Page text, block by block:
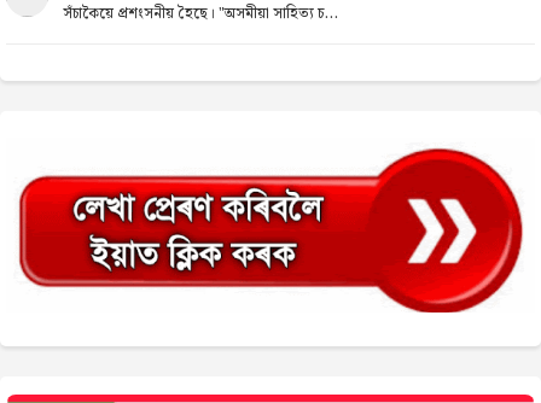
সঁচাকৈয়ে প্ৰশংসনীয় হৈছে। "অসমীয়া সাহিত্য চ...